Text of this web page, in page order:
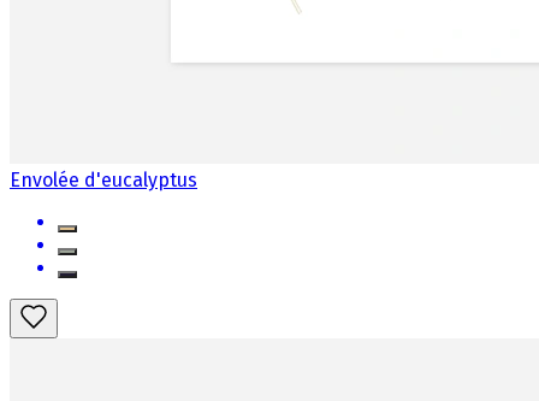
Envolée d'eucalyptus